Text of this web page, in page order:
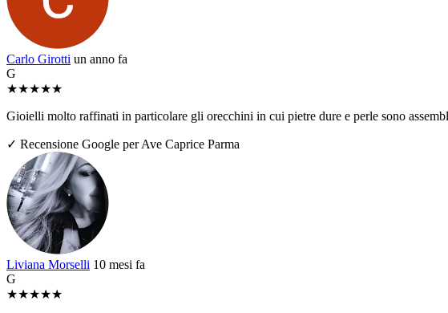
Carlo Girotti un anno fa
G
★★★★★
Gioielli molto raffinati in particolare gli orecchini in cui pietre dure e perle sono
✓ Recensione Google per Ave Caprice Parma
Liviana Morselli 10 mesi fa
G
★★★★★